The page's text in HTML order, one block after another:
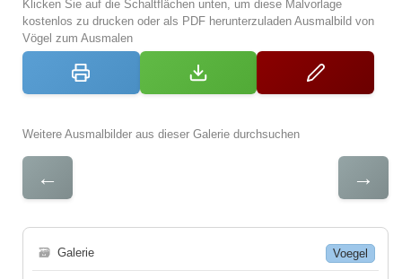
Klicken Sie auf die Schaltflächen unten, um diese Malvorlage
kostenlos zu drucken oder als PDF herunterzuladen Ausmalbild von
Vögel zum Ausmalen
Weitere Ausmalbilder aus dieser Galerie durchsuchen
← →
🗃 Galerie Voegel